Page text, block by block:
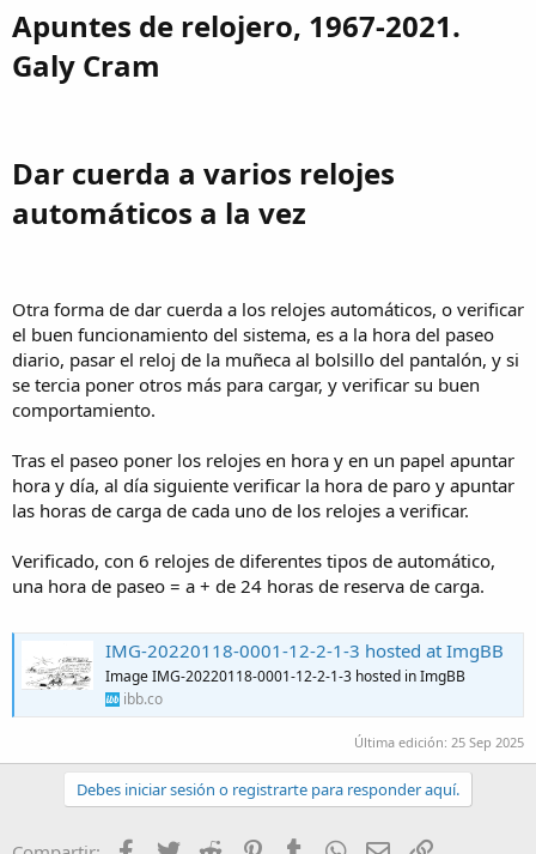
Apuntes de relojero, 1967-2021.
Galy Cram​
Dar cuerda a varios relojes
automáticos a la vez​
Otra forma de dar cuerda a los relojes automáticos, o verificar
el buen funcionamiento del sistema, es a la hora del paseo
diario, pasar el reloj de la muñeca al bolsillo del pantalón, y si
se tercia poner otros más para cargar, y verificar su buen
comportamiento.
Tras el paseo poner los relojes en hora y en un papel apuntar
hora y día, al día siguiente verificar la hora de paro y apuntar
las horas de carga de cada uno de los relojes a verificar.
Verificado, con 6 relojes de diferentes tipos de automático,
una hora de paseo = a + de 24 horas de reserva de carga.
IMG-20220118-0001-12-2-1-3 hosted at ImgBB
Image IMG-20220118-0001-12-2-1-3 hosted in ImgBB
ibb.co
Última edición: 25 Sep 2025
Debes iniciar sesión o registrarte para responder aquí.
Facebook
Twitter Reddit PinterestTumblrWhatsApp
Email